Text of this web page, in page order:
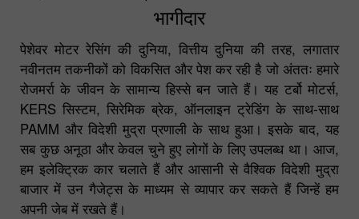
भागीदार
पेशेवर मोटर रेसिंग की दुनिया, वित्तीय दुनिया की तरह, लगातार
नवीनतम तकनीकों को विकसित और पेश कर रही है जो अंततः हमारे
रोजमर्रा के जीवन के सामान्य हिस्से बन जाते हैं। यह टर्बो मोटर्स,
KERS सिस्टम, सिरेमिक ब्रेक, ऑनलाइन ट्रेडिंग के साथ-साथ
PAMM और विदेशी मुद्रा प्रणाली के साथ हुआ। इसके बाद, यह
सब कुछ अनूठा और केवल चुने हुए लोगों के लिए उपलब्ध था। आज,
हम इलेक्ट्रिक कार चलाते हैं और आसानी से वैश्विक विदेशी मुद्रा
बाजार में उन गैजेट्स के माध्यम से व्यापार कर सकते हैं जिन्हें हम
अपनी जेब में रखते हैं।